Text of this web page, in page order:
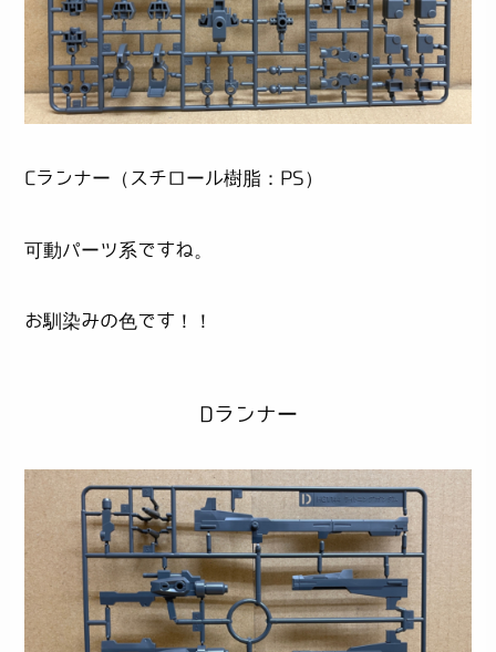
Cランナー（スチロール樹脂：PS）
可動パーツ系ですね。
お馴染みの色です！！
Dランナー